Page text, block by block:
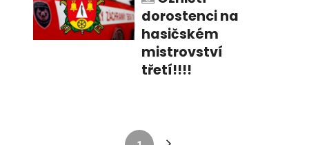
dorostenci na
hasičském
mistrovství
třetí!!!!